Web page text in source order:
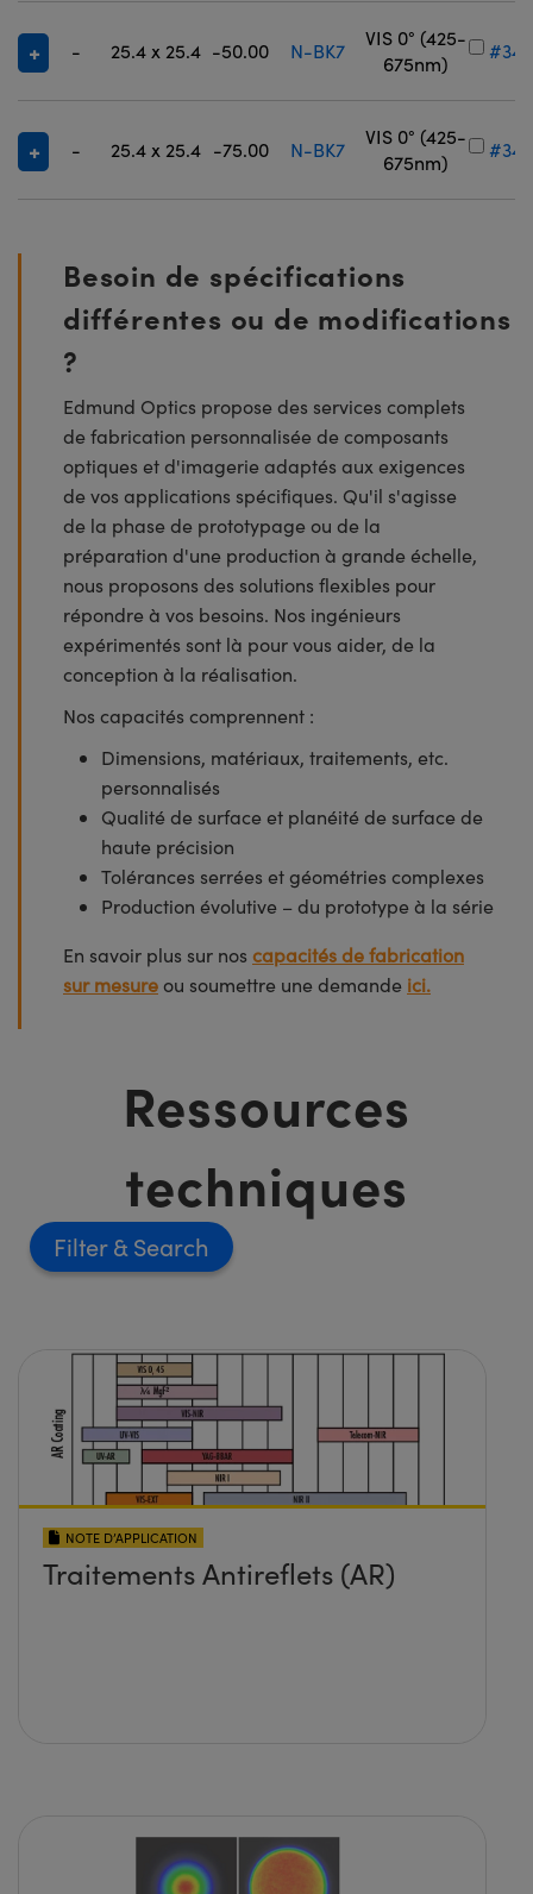
- 25.4 x 25.4 -50.00 N-BK7
VIS 0° (425-
675nm)
- 25.4 x 25.4 -75.00 N-BK7
VIS 0° (425-
675nm)
Besoin de spécifications
différentes ou de modifications
?
Edmund Optics propose des services complets
de fabrication personnalisée de composants
optiques et d'imagerie adaptés aux exigences
de vos applications spécifiques. Qu'il s'agisse
de la phase de prototypage ou de la
préparation d'une production à grande échelle,
nous proposons des solutions flexibles pour
répondre à vos besoins. Nos ingénieurs
expérimentés sont là pour vous aider, de la
conception à la réalisation.
Nos capacités comprennent :
Dimensions, matériaux, traitements, etc.
personnalisés
Qualité de surface et planéité de surface de
haute précision
Tolérances serrées et géométries complexes
Production évolutive – du prototype à la série
En savoir plus sur nos capacités de fabrication
sur mesure ou soumettre une demande ici.
Ressources
techniques
Filter
NOTE D’APPLICATION
Traitements Antireflets (AR)